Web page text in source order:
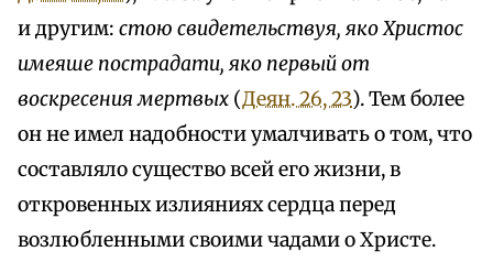
и другим: стою свидетельствуя, яко Христос
имеяше пострадати, яко первый от
воскресения мертвых (Деян. 26, 23). Тем более
он не имел надобности умалчивать о том, что
составляло существо всей его жизни, в
откровенных излияниях сердца перед
возлюбленными своими чадами о Христе.